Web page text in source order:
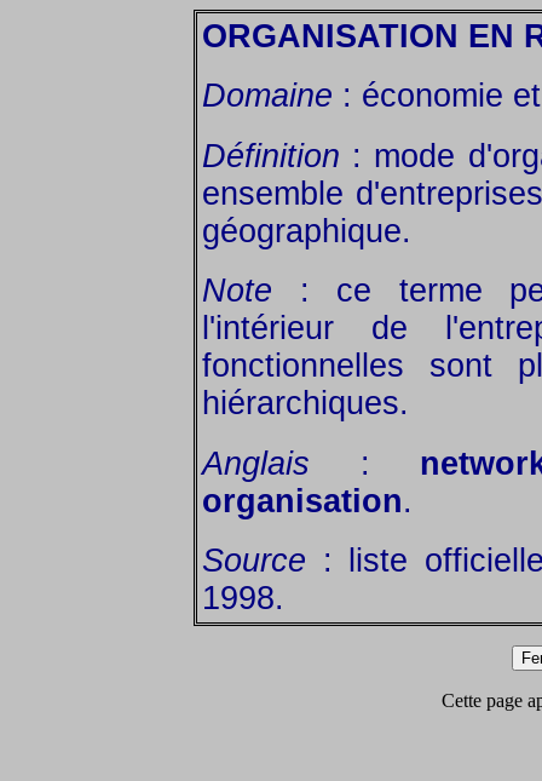
ORGANISATION EN
Domaine : économie
Définition : mode
ensemble
géographique.
Note : ce terme
l'intérieur de
fonctionnelles sont
hiérarchiques.
Anglais :
organisation.
Source : liste
1998.
Cette page